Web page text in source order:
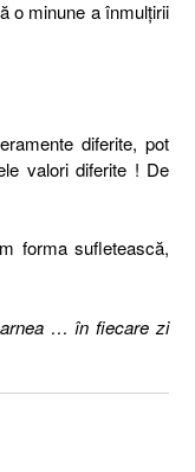
o minune a înmulţirii
diferite, pot
valori diferite ! De
forma sufletească,
… în fiecare zi